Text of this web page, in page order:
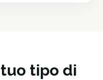
tipo di